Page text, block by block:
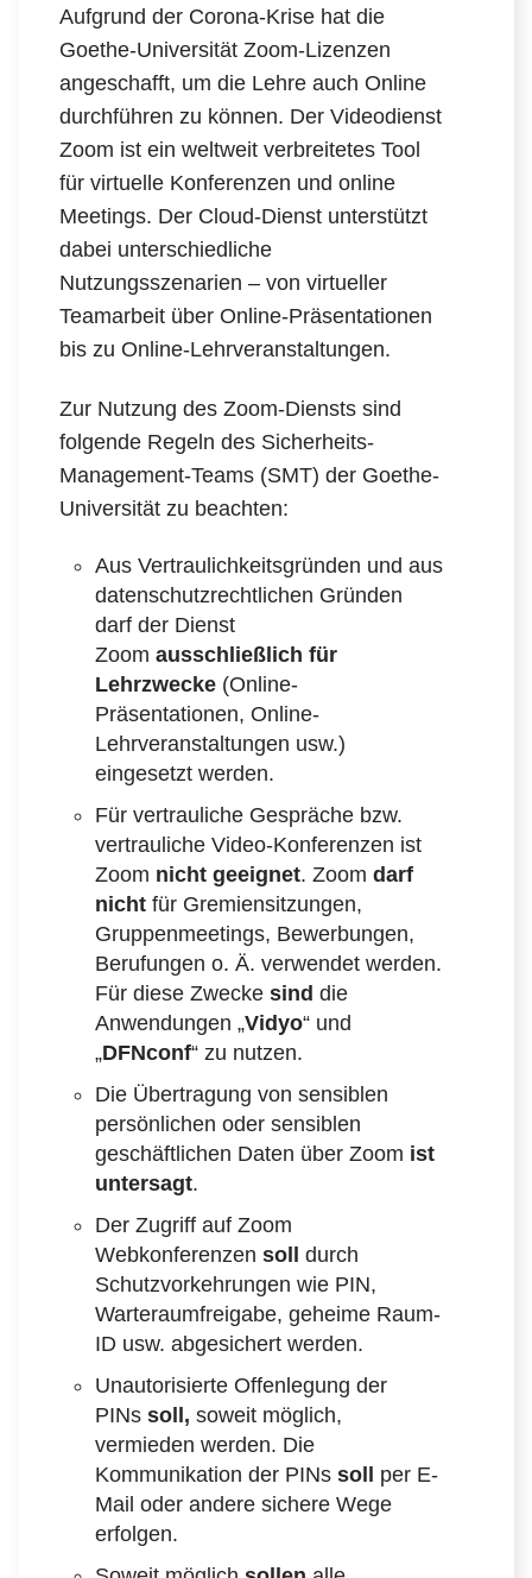
Aufgrund der Corona-Krise hat die
Goethe-Universität Zoom-Lizenzen
angeschafft, um die Lehre auch Online
durchführen zu können. Der Videodienst
Zoom ist ein weltweit verbreitetes Tool
für virtuelle Konferenzen und online
Meetings. Der Cloud-Dienst unterstützt
dabei unterschiedliche
Nutzungsszenarien – von virtueller
Teamarbeit über Online-Präsentationen
bis zu Online-Lehrveranstaltungen.
Zur Nutzung des Zoom-Diensts sind
folgende Regeln des Sicherheits-
Management-Teams (SMT) der Goethe-
Universität zu beachten:
Aus Vertraulichkeitsgründen und aus
datenschutzrechtlichen Gründen
darf der Dienst
Zoom ausschließlich für
Lehrzwecke (Online-
Präsentationen, Online-
Lehrveranstaltungen usw.)
eingesetzt werden.
Für vertrauliche Gespräche bzw.
vertrauliche Video-Konferenzen ist
Zoom nicht geeignet. Zoom darf
nicht für Gremiensitzungen,
Gruppenmeetings, Bewerbungen,
Berufungen o. Ä. verwendet werden.
Für diese Zwecke sind die
Anwendungen „Vidyo“ und
„DFNconf“ zu nutzen.
Die Übertragung von sensiblen
persönlichen oder sensiblen
geschäftlichen Daten über Zoom ist
untersagt.
Der Zugriff auf Zoom
Webkonferenzen soll
durch
Schutzvorkehrungen wie PIN,
Warteraumfreigabe, geheime Raum-
ID usw. abgesichert werden.
Unautorisierte Offenlegung der
PINs soll, soweit möglich,
vermieden werden. Die
Kommunikation der PINs soll
per E-
Mail oder andere sichere Wege
erfolgen.